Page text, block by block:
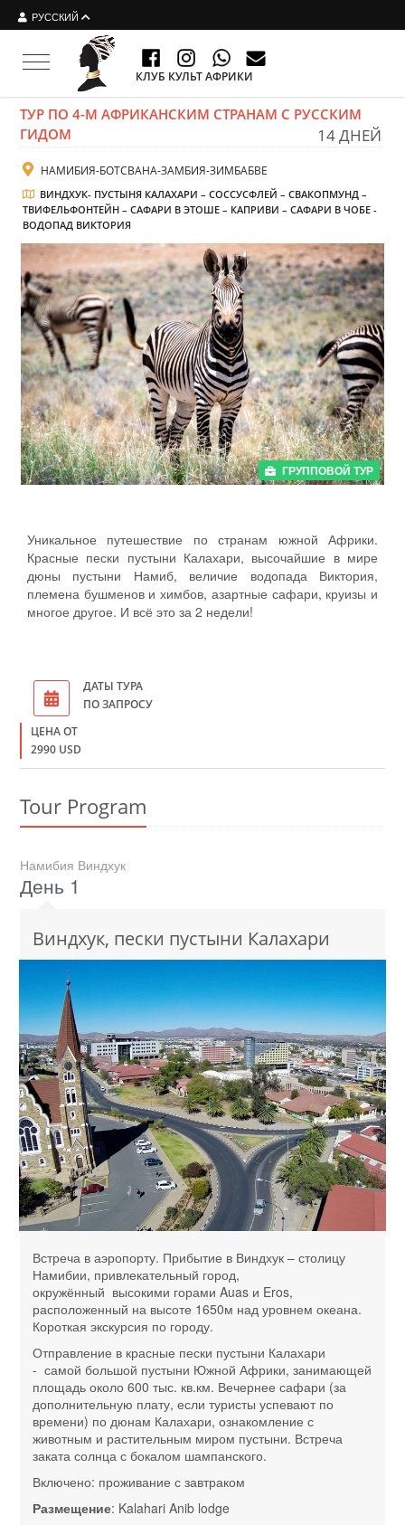
РУССКИЙ
Toggle navigation
КЛУБ КУЛЬТ АФРИКИ
ТУР ПО 4-М АФРИКАНСКИМ СТРАНАМ С РУССКИМ
ГИДОМ
14 ДНЕЙ
НАМИБИЯ-БОТСВАНА-ЗАМБИЯ-ЗИМБАБВЕ
ВИНДХУК- ПУСТЫНЯ КАЛАХАРИ – СОССУСФЛЕЙ – СВАКОПМУНД –
ТВИФЕЛЬФОНТЕЙН – САФАРИ В ЭТОШЕ – КАПРИВИ – САФАРИ В ЧОБЕ -
ВОДОПАД ВИКТОРИЯ
ГРУППОВОЙ ТУР
Уникальное путешествие по странам южной Африки.
Красные пески пустыни Калахари, высочайшие в мире
дюны пустыни Намиб, величие водопада Виктория,
племена бушменов и химбов, азартные сафари, круизы и
многое другое. И всё это за 2 недели!
ДАТЫ ТУРА
ПО ЗАПРОСУ
ЦЕНА ОТ
2990 USD
Tour Program
Намибия Виндхук
День 1
Виндхук, пески пустыни Калахари
Встреча в аэропорту. Прибытие в Виндхук – столицу
Намибии, привлекательный город,
окружённый высокими горами Auas и Eros,
расположенный на высоте 1650м над уровнем океана.
Короткая экскурсия по городу.
Отправление в красные пески пустыни Калахари
- самой большой пустыни Южной Африки, занимающей
площадь около 600 тыс. кв.км. Вечернее сафари (за
дополнительную плату, если туристы успевают по
времени) по дюнам Калахари, ознакомление с
животным и растительным миром пустыни. Встреча
заката солнца с бокалом шампанского.
Включено: проживание с завтраком
Размещение: Kalahari Anib lodge